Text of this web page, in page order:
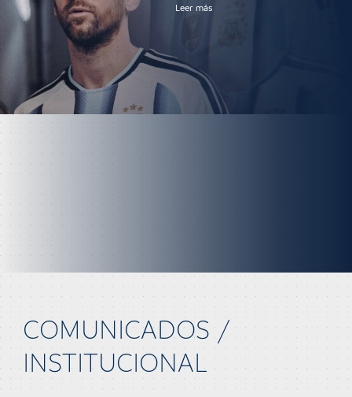
Leer más
COMUNICADOS /
INSTITUCIONAL